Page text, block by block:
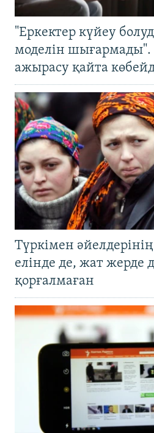
"Еркектер күйеу
моделін шығармады".
ажырасу қайта
Түркімен
елінде де, жат жерде
қорғалмаған